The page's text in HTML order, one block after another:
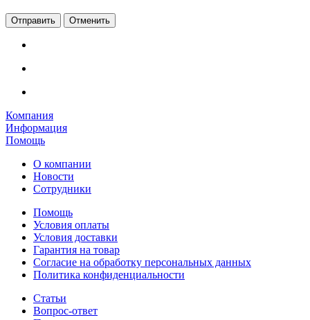
Отменить
Компания
Информация
Помощь
О компании
Новости
Сотрудники
Помощь
Условия оплаты
Условия доставки
Гарантия на товар
Согласие на обработку персональных данных
Политика конфиденциальности
Статьи
Вопрос-ответ